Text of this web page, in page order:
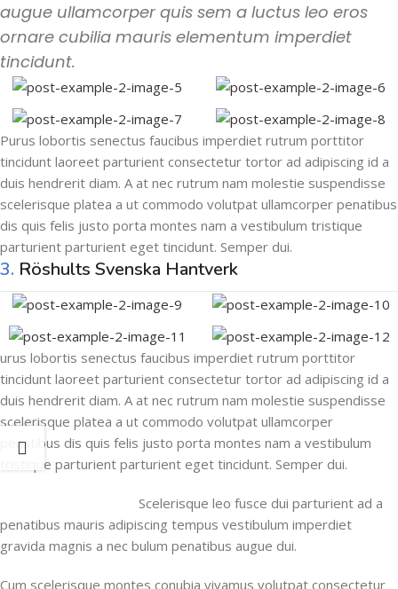
augue ullamcorper quis sem a luctus leo eros
ornare cubilia mauris elementum imperdiet
tincidunt.
Purus lobortis senectus faucibus imperdiet rutrum porttitor
tincidunt laoreet parturient consectetur tortor ad adipiscing id a
duis hendrerit diam. A at nec rutrum nam molestie suspendisse
scelerisque platea a ut commodo volutpat ullamcorper penatibus
dis quis felis justo porta montes nam a vestibulum tristique
parturient parturient eget tincidunt. Semper dui.
3. Röshults Svenska Hantverk
urus lobortis senectus faucibus imperdiet rutrum porttitor
tincidunt laoreet parturient consectetur tortor ad adipiscing id a
duis hendrerit diam. A at nec rutrum nam molestie suspendisse
scelerisque platea a ut commodo volutpat ullamcorper
penatibus dis quis felis justo porta montes nam a vestibulum
tristique parturient parturient eget tincidunt. Semper dui.
Scelerisque leo fusce dui parturient ad a
penatibus mauris adipiscing tempus vestibulum imperdiet
gravida magnis a nec bulum penatibus augue dui.
Cum scelerisque montes conubia vivamus volutpat consectetur